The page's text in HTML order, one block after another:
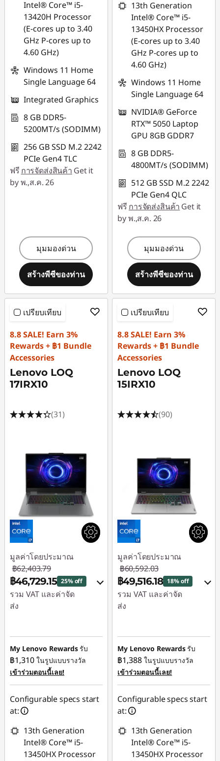
Intel® Core™ i5-
13420H Processor
(E-cores up to 3.40
GHz P-cores up to
4.60 GHz)
Windows 11 Home
Single Language 64
Integrated Graphics
8 GB DDR5-
5200MT/s (SODIMM)
256 GB SSD M.2 2242
PCIe Gen4 TLC
ฟรี การจัดส่งสินค้า Get it
by พ.,ส.ค. 26
มุมมองด่วน
สร้างพีซีของท่าน
combined
ใช้ eCoupon :
MIDNIGHT
13th Generation
Intel® Core™ i5-
13450HX Processor
(E-cores up to 3.40
GHz P-cores up to
4.60 GHz)
Windows 11 Home
Single Language 64
NVIDIA® GeForce
RTX™ 5050 Laptop
GPU 8GB GDDR7
8 GB DDR5-
4800MT/s (SODIMM)
512 GB SSD M.2 2242
PCIe Gen4 QLC
ฟรี การจัดส่งสินค้า Get it
by พ.,ส.ค. 26
มุมมองด่วน
สร้างพีซีของท่าน
เปรียบเทียบ
8.8 SALE! Earn 3%
Rewards + ฿1 Bundle
Accessories
Lenovo LOQ
17IRX10
(31)
มูลค่าโดยประมาณ
฿62,403.79
฿46,729.15 25% off
รวม VAT และค่าจัด
ส่ง
฿15,214.15
หรือ
การประหยัด
eCoupon :-
฿15,674.64
*Savings cannot be
ใช้ eCoupon :
My Lenovo Rewardsรับ
฿1,310 ในรูปแบบรางวัล
เข้าร่วมตอนนี้เลย!
Configurable specs start
at:
13th Generation
Intel® Core™ i5-
13450HX Processor
เปรียบเทียบ
8.8 SALE! Earn 3%
Rewards + ฿1 Bundle
Accessories
Lenovo LOQ
15IRX10
(90)
มูลค่าโดยประมาณ
฿60,592.03
฿49,516.18 18% off
รวม VAT และค่าจัด
ส่ง
฿8,743.14
หรือ
การประหยัด
eCoupon :-
฿11,075.85
*Savings cannot be
ใช้ eCoupon :
My Lenovo Rewardsรับ
฿1,388 ในรูปแบบรางวัล
เข้าร่วมตอนนี้เลย!
Configurable specs start
at:
13th Generation
Intel® Core™ i5-
13450HX Processor